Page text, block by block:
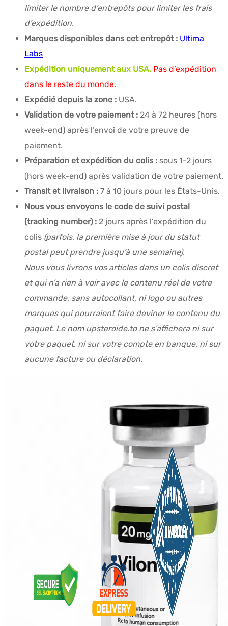
limiter le nombre d’entrepôts pour limiter les frais
d’expédition.
Marques disponibles dans cet entrepôt : Ultima
Labs
Expédition uniquement aux USA. Pas d’expédition
dans le reste du monde.
Expédié depuis la zone : USA.
Validation de votre paiement : 24 à 72 heures (hors
week-end) après l’envoi de votre preuve de
paiement.
Préparation et expédition du colis : sous 1-2 jours
(hors week-end) après validation de votre paiement.
Transit et livraison : 7 à 10 jours pour les États-Unis.
Nous vous envoyons le code de suivi postal
(tracking number) : 2 jours après l’expédition du
colis (parfois, la première mise à jour du statut
postal peut prendre jusqu’à une semaine).
Nous vous livrons vos articles dans un colis discret
et qui n’a rien à voir avec le contenu réel de votre
commande, sans autocollant, ni logo ou autres
marques qui pourraient faire deviner le contenu du
paquet. Le nom upsteroide.to ne s’affichera ni sur
votre paquet, ni sur votre compte en banque, ni sur
aucune facture ou déclaration.